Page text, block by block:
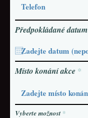
Předpokládané datum
Místo konání akce
Vyberte možnost *